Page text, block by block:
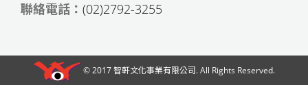
聯絡電話： (02)2792-3255
© 2017智軒文化事業有限公司. All Rights Reserved.